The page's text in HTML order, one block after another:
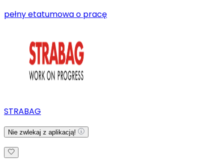
pełny etatumowa o pracę
STRABAG
Nie zwlekaj z aplikacją!